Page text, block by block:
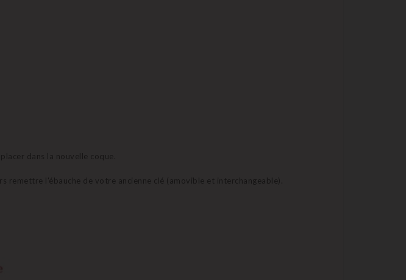
dans la nouvelle coque.
remettre l'ébauche de votre ancienne clé (amovible et interchangeable).